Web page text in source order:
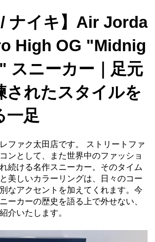
/ ナイキ】Air Jorda
High OG "Midnig
スニーカー｜足元
されたスタイルを
一足
ファク太田店です。 ストリートファ
ンとして、また世界中のファッショ
続ける名作スニーカー。そのタイム
美しいカラーリングは、日々のコー
なアクセントを加えてくれます。今
ーカーの歴史を語る上で外せない、
介いたします。